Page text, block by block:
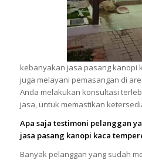
kebanyakan jasa pasang kanopi
juga melayani pemasangan di
Anda melakukan konsultasi
jasa, untuk memastikan
Apa saja testimoni pelanggan
jasa pasang kanopi kaca
Banyak pelanggan yang sudah